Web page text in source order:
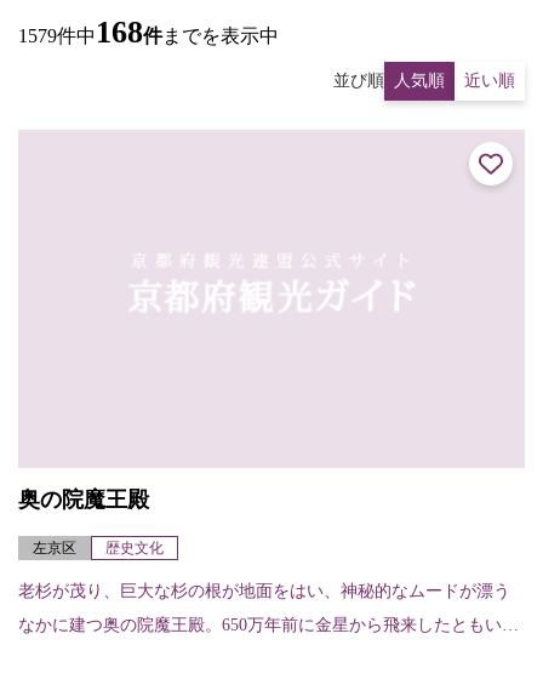
1579件中 168件までを表示中
並び順 人気順 近い順
奥の院魔王殿
左京区 歴史文化
老杉が茂り、巨大な杉の根が地面をはい、神秘的なムードが漂う
なかに建つ奥の院魔王殿。650万年前に金星から飛来したともいわ